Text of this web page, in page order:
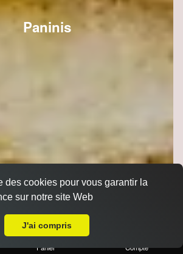
Paninis
Panier Compte
des cookies pour vous garantir la
sur notre site Web
J'ai compris